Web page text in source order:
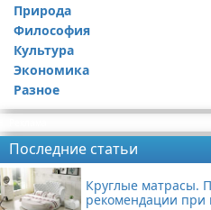
Природа
Философия
Культура
Экономика
Разное
Последние статьи
Круглые матрасы.
рекомендации при